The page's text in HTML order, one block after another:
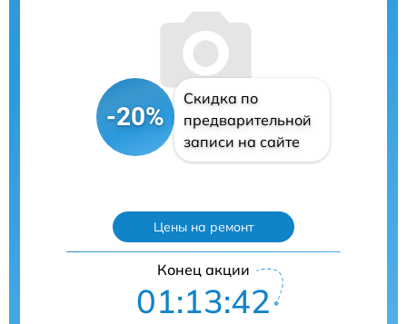
-20%
Скидка по
предварительной
записи на сайте
Цены на ремонт
Конец акции
01:13:41